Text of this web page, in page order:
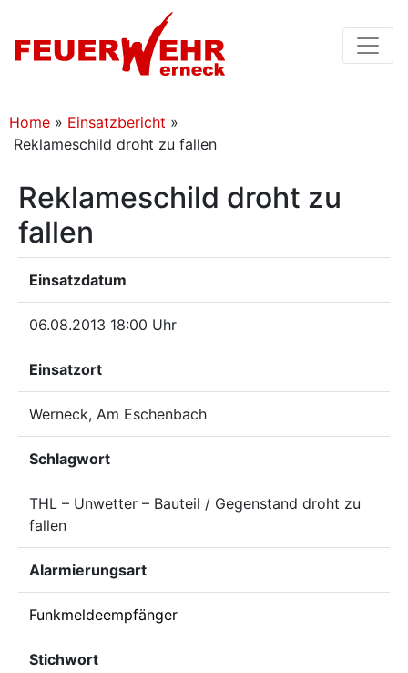
Home » Einsatzbericht »
Reklameschild droht zu fallen
Reklameschild droht zu
fallen
Einsatzdatum
06.08.2013 18:00 Uhr
Einsatzort
Werneck, Am Eschenbach
Schlagwort
THL – Unwetter – Bauteil / Gegenstand droht zu
fallen
Alarmierungsart
Funkmeldeempfänger
Stichwort